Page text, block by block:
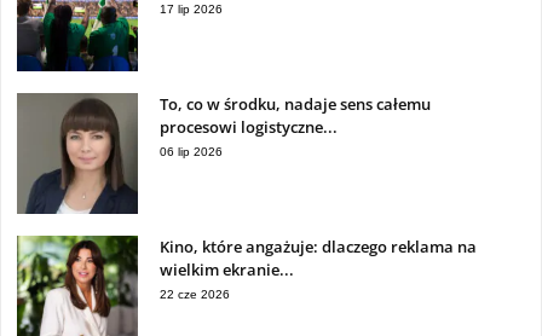
17 lip 2026
To, co w środku, nadaje sens całemu
procesowi logistyczne...
06 lip 2026
Kino, które angażuje: dlaczego reklama na
wielkim ekranie...
22 cze 2026